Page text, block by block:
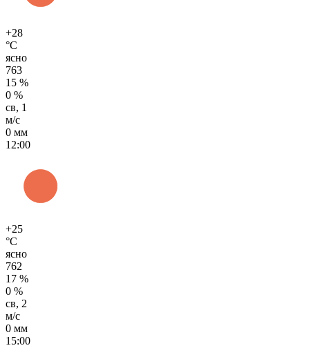
+28
°C
ясно
763
15 %
0 %
св, 1
м/с
0 мм
12:00
+25
°C
ясно
762
17 %
0 %
св, 2
м/с
0 мм
15:00